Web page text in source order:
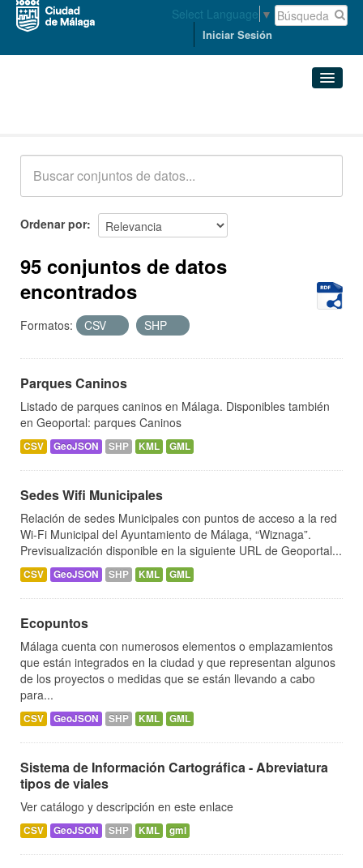
Select Language ▼
Iniciar Sesión
Acerca de
Ordenar por
95 conjuntos de datos
encontrados
Formatos: CSV SHP
Parques Caninos
Listado de parques caninos en Málaga. Disponibles también
en Geoportal: parques Caninos
CSV GeoJSON SHP KML GML
Sedes Wifi Municipales
Relación de sedes Municipales con puntos de acceso a la red
Wi-Fi Municipal del Ayuntamiento de Málaga, “Wiznaga”.
Previsualización disponible en la siguiente URL de Geoportal...
CSV GeoJSON SHP KML GML
Ecopuntos
Málaga cuenta con numerosos elementos o emplazamientos
que están integrados en la ciudad y que representan algunos
de los proyectos o medidas que se están llevando a cabo
para...
CSV GeoJSON SHP KML GML
Sistema de Información Cartográfica - Abreviatura
tipos de viales
Ver catálogo y descripción en este enlace
CSV GeoJSON SHP KML gml